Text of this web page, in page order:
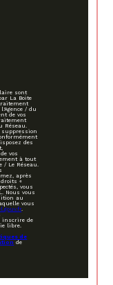
sont
La Boite
/ du
de vos
Réseau.
suppression
des
vos
à tout
/ Le Réseau.
après
droits «
vous
Nous vous
au
vous
.
inscrire de
libre.
de
de